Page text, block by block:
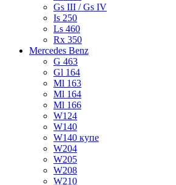
Gs III / Gs IV
Is 250
Ls 460
Rx 350
Mercedes Benz
G 463
Gl 164
Ml 163
Ml 164
Ml 166
W124
W140
W140 купе
W204
W205
W208
W210